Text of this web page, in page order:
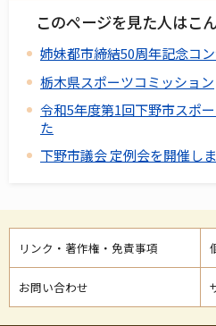
このページを見た人はこ
姉妹都市締結50周年記念コ
栃木県スポーツコミッション
令和5年度第1回下野市スポ
た
下野市議会 定例会を開催し
リンク・著作権・免責事項
お問い合わせ